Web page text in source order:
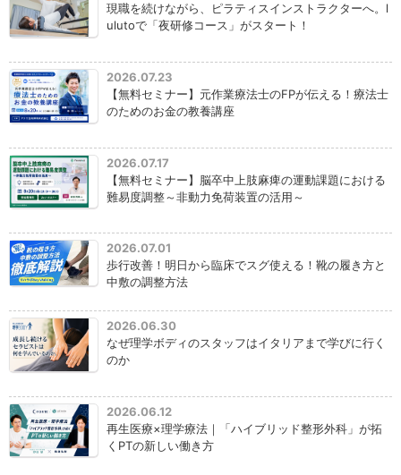
現職を続けながら、ピラティスインストラクターへ。l
ulutoで「夜研修コース」がスタート！
2026.07.23
【無料セミナー】元作業療法士のFPが伝える！療法士
のためのお金の教養講座
2026.07.17
【無料セミナー】脳卒中上肢麻痺の運動課題における
難易度調整～非動力免荷装置の活用～
2026.07.01
歩行改善！明日から臨床でスグ使える！靴の履き方と
中敷の調整方法
2026.06.30
なぜ理学ボディのスタッフはイタリアまで学びに行く
のか
2026.06.12
再生医療×理学療法｜「ハイブリッド整形外科」が拓
くPTの新しい働き方